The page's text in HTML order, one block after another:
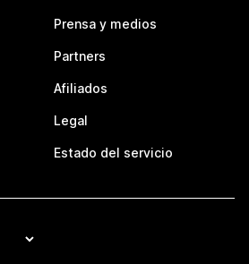
Prensa y medios
Partners
Afiliados
Legal
Estado del servicio